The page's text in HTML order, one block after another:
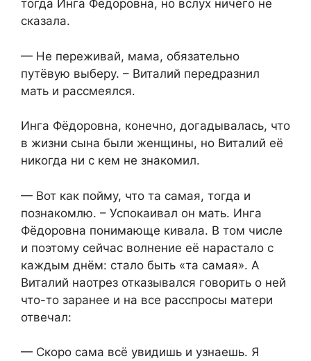
тогда Инга Фёдоровна, но вслух ничего не
сказала.
— Не переживай, мама, обязательно
путёвую выберу. – Виталий передразнил
мать и рассмеялся.
Инга Фёдоровна, конечно, догадывалась, что
в жизни сына были женщины, но Виталий её
никогда ни с кем не знакомил.
— Вот как пойму, что та самая, тогда и
познакомлю. – Успокаивал он мать. Инга
Фёдоровна понимающе кивала. В том числе
и поэтому сейчас волнение её нарастало с
каждым днём: стало быть «та самая». А
Виталий наотрез отказывался говорить о ней
что-то заранее и на все расспросы матери
отвечал:
— Скоро сама всё увидишь и узнаешь. Я